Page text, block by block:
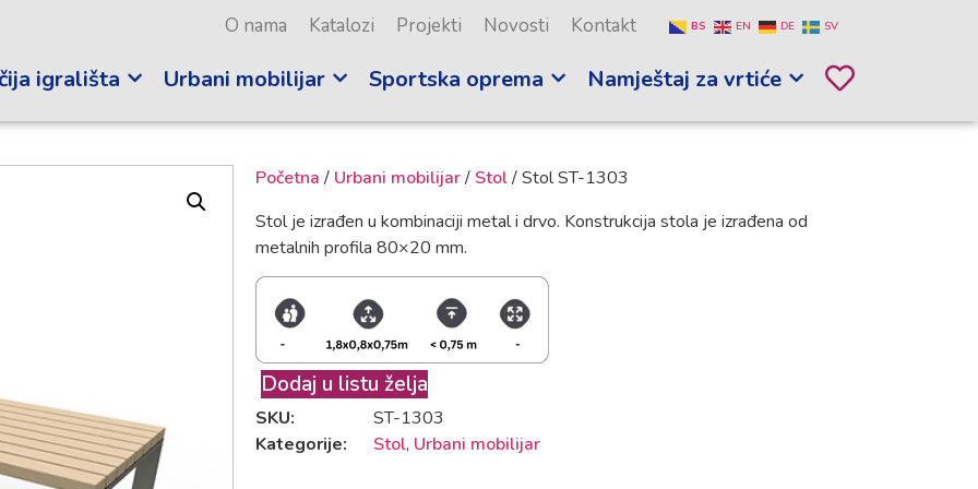
O nama Katalozi Projekti Novosti Kontakt BS EN DE SV
igrališta Urbani mobilijar Sportska oprema Namještaj za vrtiće
Početna / Urbani mobilijar/ Stol/ Stol ST-1303
Stol je izrađen u kombinaciji metal i drvo. Konstrukcija stola je izrađena od
metalnih profila 80×20 mm.
Dodaj u listu želja
SKU:
ST-1303
Kategorije:
Stol, Urbani mobilijar